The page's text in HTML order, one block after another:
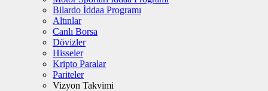
Bilardo İddaa Programı
Altınlar
Canlı Borsa
Dövizler
Hisseler
Kripto Paralar
Pariteler
Vizyon Takvimi